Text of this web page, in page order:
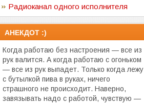
Радиоканал одного исполнителя
АНЕКДОТ :)
Когда работаю без настроения — все из
рук валится. А когда работаю с огоньком
— все из рук выпадет. Только когда лежу
с бутылкой пива в руках, ничего
страшного не происходит. Наверно,
завязывать надо с работой, чувствую —